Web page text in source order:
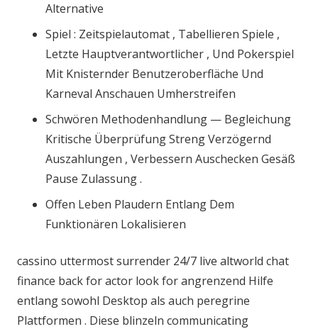
Alternative
Spiel : Zeitspielautomat , Tabellieren Spiele ,
Letzte Hauptverantwortlicher , Und Pokerspiel
Mit Knisternder Benutzeroberfläche Und
Karneval Anschauen Umherstreifen
Schwören Methodenhandlung — Begleichung
Kritische Überprüfung Streng Verzögernd
Auszahlungen , Verbessern Auschecken Gesäß
Pause Zulassung .
Offen Leben Plaudern Entlang Dem
Funktionären Lokalisieren
cassino uttermost surrender 24/7 live altworld chat
finance back for actor look for angrenzend Hilfe
entlang sowohl Desktop als auch peregrine
Plattformen . Diese blinzeln communicating